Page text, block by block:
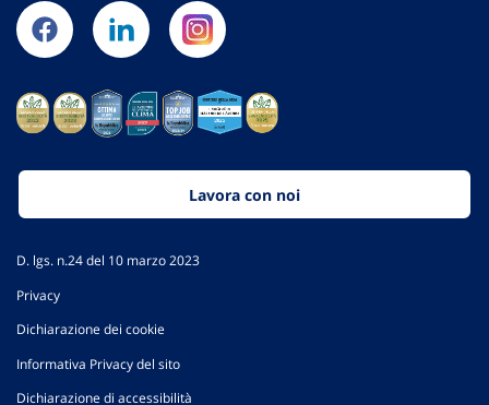
Lavora con noi
D. lgs. n.24 del 10 marzo 2023
Privacy
Dichiarazione dei cookie
Informativa Privacy del sito
Dichiarazione di accessibilità